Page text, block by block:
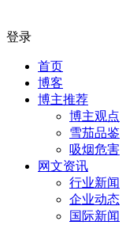
登录
首页
博客
博主推荐
博主观点
雪茄品鉴
吸烟危害
网文资讯
行业新闻
企业动态
国际新闻